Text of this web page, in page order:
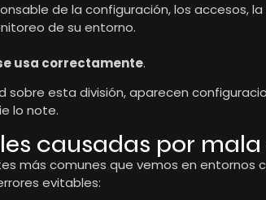
de la configuración, los accesos,
de su entorno.
usa correctamente.
sobre esta división, aparecen
lo note.
causadas por
más comunes que vemos en entornos
evitables: